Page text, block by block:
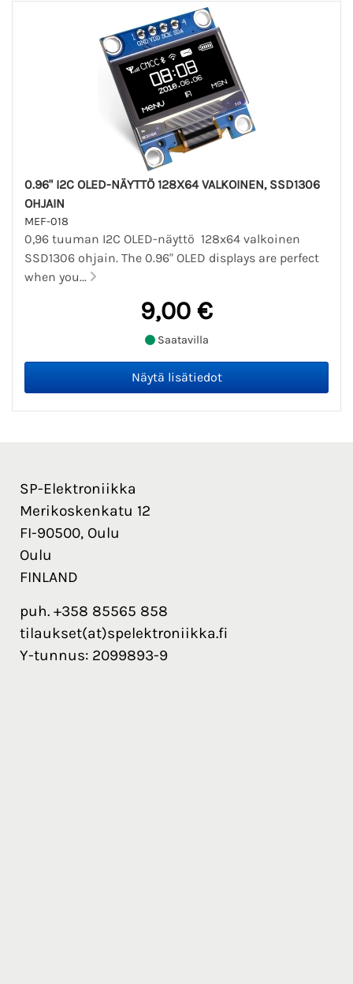
0.96" I2C OLED-NÄYTTÖ 128X64 VALKOINEN, SSD1306
OHJAIN
MEF-018
0,96 tuuman I2C OLED-näyttö 128x64 valkoinen
SSD1306 ohjain. The 0.96" OLED displays are perfect
when you...
9,00 €
Saatavilla
SP-Elektroniikka
Merikoskenkatu 12
FI-90500, Oulu
Oulu
FINLAND
puh. +358 85565 858
tilaukset(at)spelektroniikka.fi
Y-tunnus: 2099893-9